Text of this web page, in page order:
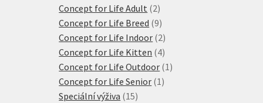
produktů
Concept for Life Adult 22
produkty
Concept for Life Breed 99
produktů
Concept for Life Indoor 22
produkty
Concept for Life Kitten 44
produkty
Concept for Life Outdoor 1 1
Concept for Life Senior 1 1
Speciální výživa 1515